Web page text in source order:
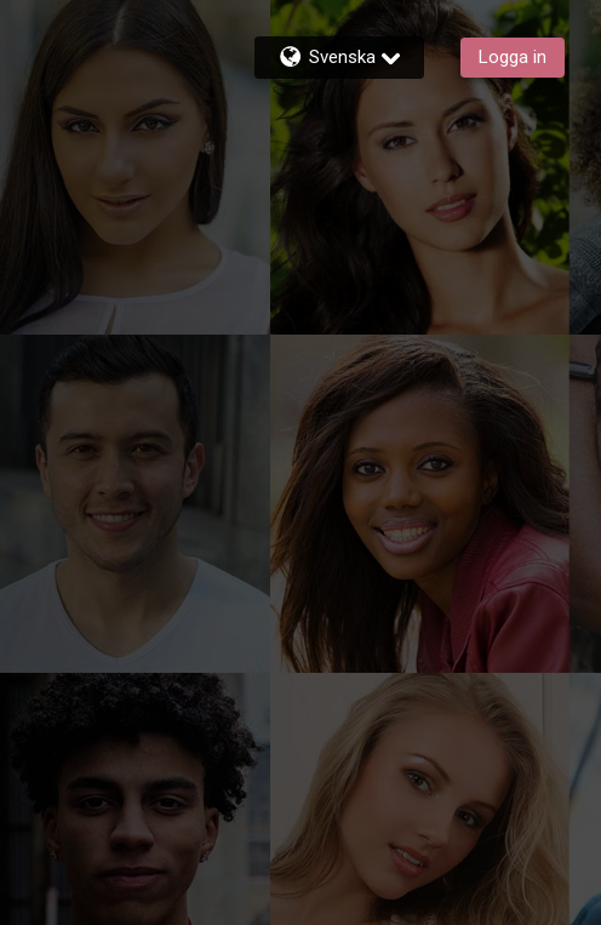
Svenska Logga in